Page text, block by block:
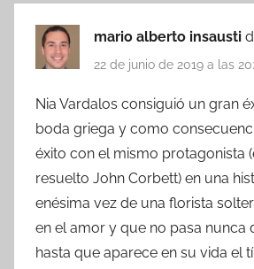
mario alberto insausti
22 de junio de 2019 a las
Nia Vardalos consiguió un gran
boda griega y como
éxito con el mismo protagonista
resuelto John Corbett) en una
enésima vez de una florista
en el amor y que no pasa nunca
hasta que aparece en su vida el